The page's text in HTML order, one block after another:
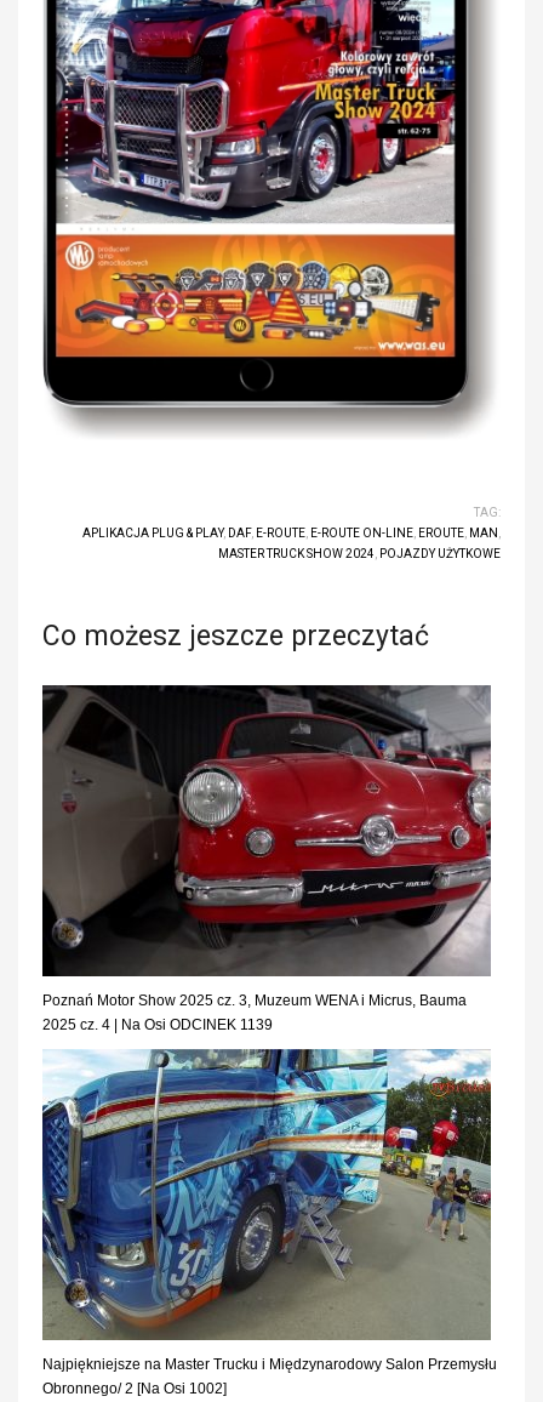
TAG:
APLIKACJA PLUG & PLAY, DAF, E-ROUTE E-ROUTE ON-LINE EROUTE MAN
MASTER TRUCK SHOW 2024
POJAZDY UŻYTKOWE
Co możesz jeszcze przeczytać
Poznań Motor Show 2025 cz. 3, Muzeum WENA i Micrus, Bauma
2025 cz. 4 | Na Osi ODCINEK 1139
Najpiękniejsze na Master Trucku i Międzynarodowy Salon Przemysłu
Obronnego/ 2 [Na Osi 1002]